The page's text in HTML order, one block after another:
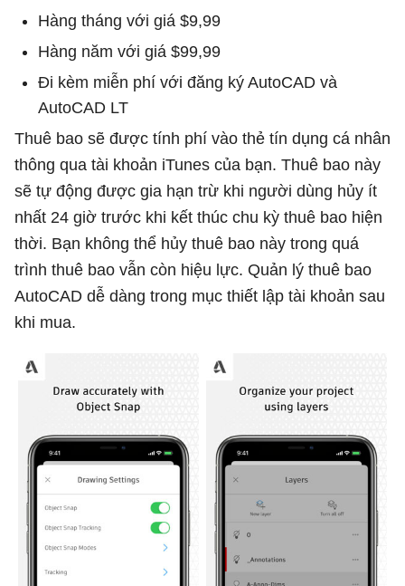
Hàng tháng với giá $9,99
Hàng năm với giá $99,99
Đi kèm miễn phí với đăng ký AutoCAD và
AutoCAD LT
Thuê bao sẽ được tính phí vào thẻ tín dụng cá nhân
thông qua tài khoản iTunes của bạn. Thuê bao này
sẽ tự động được gia hạn trừ khi người dùng hủy ít
nhất 24 giờ trước khi kết thúc chu kỳ thuê bao hiện
thời. Bạn không thể hủy thuê bao này trong quá
trình thuê bao vẫn còn hiệu lực. Quản lý thuê bao
AutoCAD dễ dàng trong mục thiết lập tài khoản sau
khi mua.